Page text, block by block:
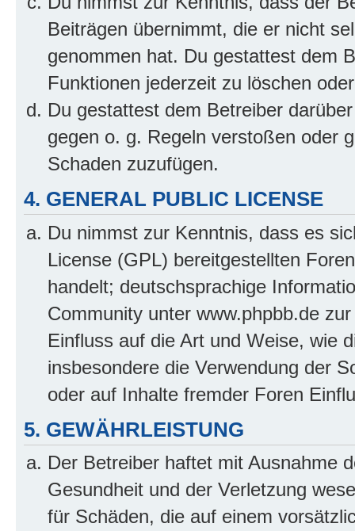
Beiträgen übernimmt, die er nicht
genommen hat. Du gestattest dem
Funktionen jederzeit zu löschen
Du gestattest dem Betreiber
gegen o. g. Regeln verstoßen oder
Schaden zuzufügen.
4. GENERAL PUBLIC LICENSE
Du nimmst zur Kenntnis, dass es
License (GPL) bereitgestellten
handelt; deutschsprachige
Community unter www.phpbb.de
Einfluss auf die Art und Weise, wie
insbesondere die Verwendung der
oder auf Inhalte fremder Foren
5. GEWÄHRLEISTUNG
Der Betreiber haftet mit Ausnahme
Gesundheit und der Verletzung
für Schäden, die auf einem